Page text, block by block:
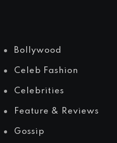
Bollywood
Celeb Fashion
Celebrities
Feature & Reviews
Gossip